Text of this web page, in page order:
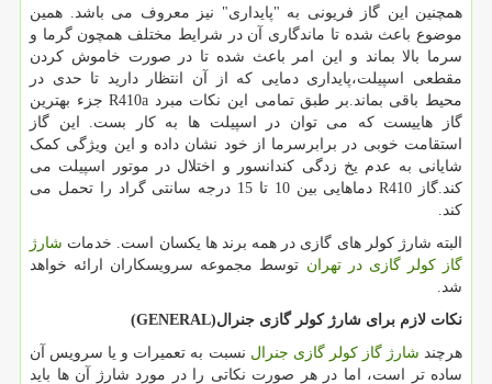
همچنین این گاز فریونی به "پایداری" نیز معروف می باشد. همین
موضوع باعث شده تا ماندگاری آن در شرایط مختلف همچون گرما و
سرما بالا بماند و این امر باعث شده تا در صورت خاموش کردن
مقطعی اسپیلت،پایداری دمایی که از آن انتظار دارید تا حدی در
محیط باقی بماند.بر طبق تمامی این نکات مبرد R410a جزء بهترین
گاز هاییست که می توان در اسپیلت ها به کار بست. این گاز
استقامت خوبی در برابرسرما از خود نشان داده و این ویژگی کمک
شایانی به عدم یخ زدگی کندانسور و اختلال در موتور اسپیلت می
کند.گاز
R410
دماهایی بین 10 تا 15 درجه سانتی گراد را تحمل می
کند.
البته شارژ کولر های گازی در همه برند ها یکسان است. خدمات شارژ
گاز کولر گازی در تهران توسط مجموعه سرویسکاران ارائه خواهد
شد.
نکات لازم برای شارژ کولر گازی جنرال(GENERAL)
هرچند شارژ گاز کولر گازی جنرال نسبت به تعمیرات و یا سرویس آن
ساده تر است، اما در هر صورت نکاتی را در مورد شارژ آن ها باید